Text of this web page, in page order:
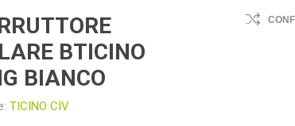
BTICINO
BIANCO
TICINO CIV